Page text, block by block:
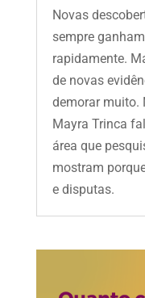
Novas
sempre
rapidamente.
de novas
demorar muito.
Mayra Trinca
área que
mostram
e disputas.